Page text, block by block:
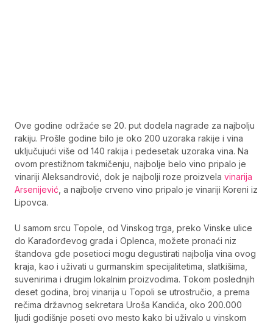
Ove godine održaće se 20. put dodela nagrade za najbolju
rakiju. Prošle godine bilo je oko 200 uzoraka rakije i vina
uključujući više od 140 rakija i pedesetak uzoraka vina. Na
ovom prestižnom takmičenju, najbolje belo vino pripalo je
vinariji Aleksandrović, dok je najbolji roze proizvela vinarija
Arsenijević , a najbolje crveno vino pripalo je vinariji Koreni iz
Lipovca.
U samom srcu Topole, od Vinskog trga, preko Vinske ulice
do Karađorđevog grada i Oplenca, možete pronaći niz
štandova gde posetioci mogu degustirati najbolja vina ovog
kraja, kao i uživati u gurmanskim specijalitetima, slatkišima,
suvenirima i drugim lokalnim proizvodima. Tokom poslednjih
deset godina, broj vinarija u Topoli se utrostručio, a prema
rečima državnog sekretara Uroša Kandića, oko 200.000
ljudi godišnje poseti ovo mesto kako bi uživalo u vinskom